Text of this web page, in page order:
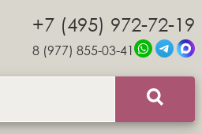
+7 (495) 972-72-19
8 (977) 855-03-41